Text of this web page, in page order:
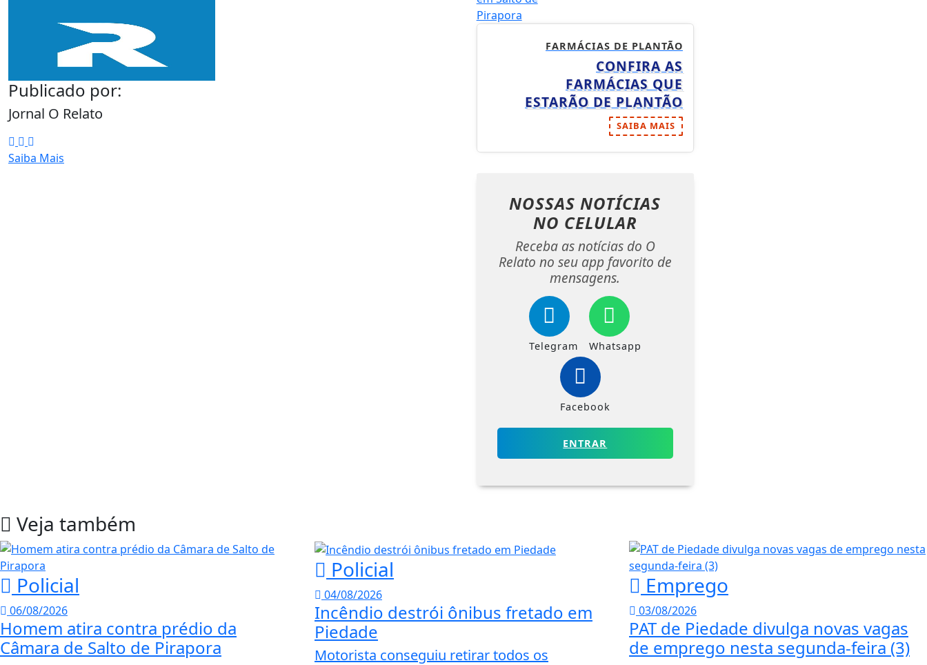
Publicado por:
Jornal O Relato
Saiba Mais
FARMÁCIAS DE PLANTÃO
CONFIRA AS
FARMÁCIAS QUE
ESTARÃO DE PLANTÃO
SAIBA MAIS
NOSSAS NOTÍCIAS
NO CELULAR
Receba as notícias do O
Relato no seu app favorito de
mensagens.
Telegram Whatsapp
Facebook
ENTRAR
Veja também
Policial
06/08/2026
Homem atira contra prédio da
Câmara de Salto de Pirapora
Policial
04/08/2026
Incêndio destrói ônibus fretado em
Piedade
Motorista conseguiu retirar todos os
Emprego
03/08/2026
PAT de Piedade divulga novas vagas
de emprego nesta segunda-feira (3)